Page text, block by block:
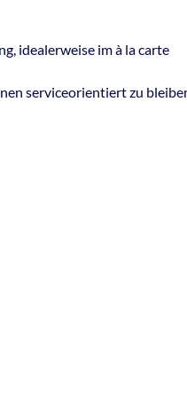
idealerweise im à la carte
serviceorientiert zu